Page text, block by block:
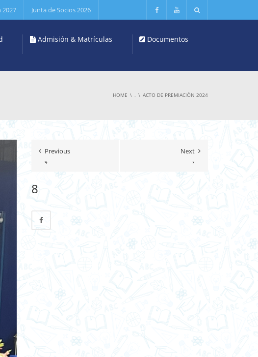
2027 Junta de Socios 2026
Admisión & Matrículas Documentos
HOME . ACTO DE PREMIACIÓN 2024
Previous
9
Next
7
8